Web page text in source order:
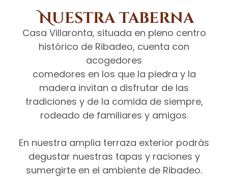
Nuestra taberna
Casa Villaronta, situada en pleno centro
histórico de Ribadeo, cuenta con
acogedores
comedores en los que la piedra y la
madera invitan a disfrutar de las
tradiciones y de la comida de siempre,
rodeado de familiares y amigos.
En nuestra amplia terraza exterior podrás
degustar nuestras tapas y raciones y
sumergirte en el ambiente de Ribadeo.